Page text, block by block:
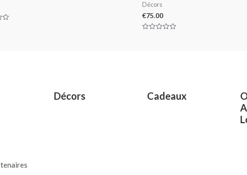
Décors
€75.00
Décors Cadeaux